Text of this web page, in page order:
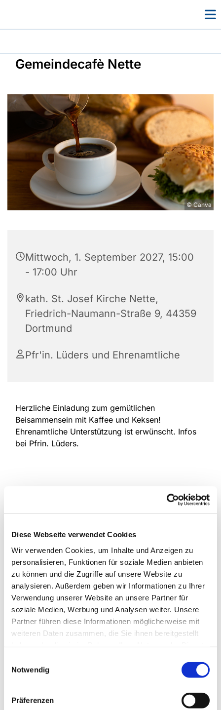
Diese Webseite verwendet Cookies
Wir verwenden Cookies, um Inhalte und Anzeigen zu
personalisieren, Funktionen für soziale Medien anbieten
zu können und die Zugriffe auf unsere Website zu
analysieren. Außerdem geben wir Informationen zu Ihrer
Verwendung unserer Website an unsere Partner für
soziale Medien, Werbung und Analysen weiter. Unsere
Partner führen diese Informationen möglicherweise mit
weiteren Daten zusammen, die Sie ihnen bereitgestellt
Notwendig
Präferenzen
Gemeindecafè Nette
© Canva
Mittwoch, 1. September 2027, 15:00
- 17:00 Uhr
kath. St. Josef Kirche Nette,
Friedrich-Naumann-Straße 9, 44359
Dortmund
Pfr'in. Lüders und Ehrenamtliche
Herzliche Einladung zum gemütlichen
Beisammensein mit Kaffee und Keksen!
Ehrenamtliche Unterstützung ist erwünscht. Infos
bei Pfrin. Lüders.